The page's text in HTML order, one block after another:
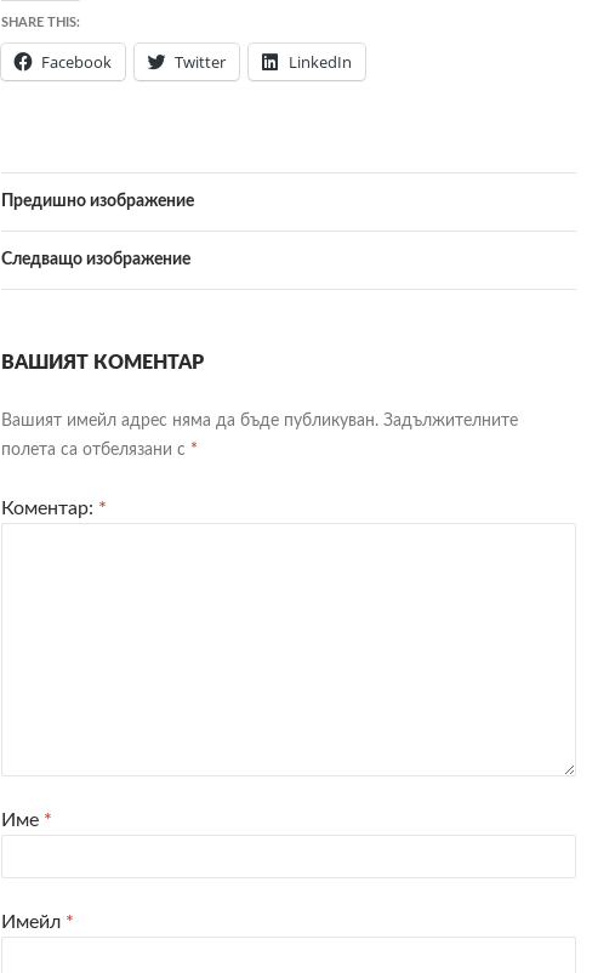
SHARE THIS:
Facebook Twitter LinkedIn
Предишно изображение
Следващо изображение
ВАШИЯТ КОМЕНТАР
Вашият имейл адрес няма да бъде публикуван. Задължителните
полета са отбелязани с *
Коментар: *
Име *
Имейл *